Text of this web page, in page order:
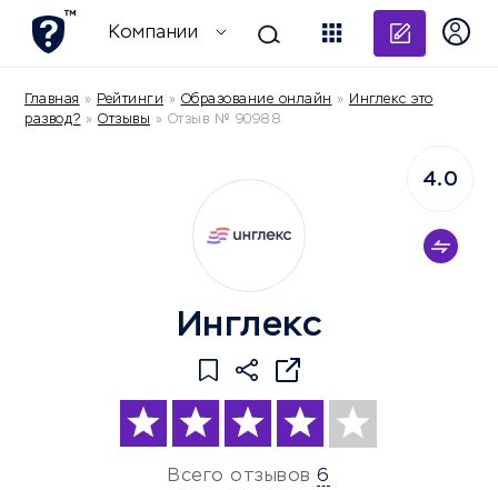
Компании
Главная » Рейтинги » Образование онлайн » Инглекс это
развод? » Отзывы » Отзыв № 90988
Инглекс
Всего отзывов 6
4.0